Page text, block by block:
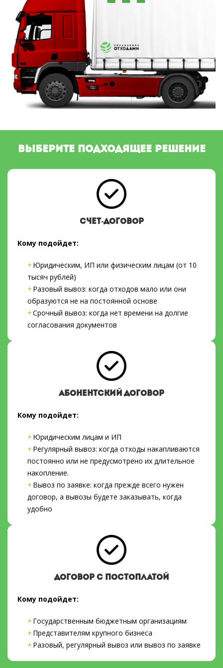
ВЫБЕРИТЕ ПОДХОДЯЩЕЕ РЕШЕНИЕ
СЧЕТ-ДОГОВОР
Кому подойдет:
Юридическим, ИП или физическим лицам (от 10
тысяч рублей)
Разовый вывоз: когда отходов мало или они
образуются не на постоянной основе
Срочный вывоз: когда нет времени на долгие
согласования документов
АБОНЕНТСКИЙ ДОГОВОР
Кому подойдет:
Юридическим лицам и ИП
Регулярный вывоз: когда отходы накапливаются
постоянно или не предусмотрено их длительное
накопление.
Вывоз по заявке: когда прежде всего нужен
договор, а вывозы будете заказывать, когда
удобно
ДОГОВОР С ПОСТОПЛАТОЙ
Кому подойдет:
Государственным бюджетным организациям
Представителям крупного бизнеса
Разовый, регулярный вывоз или вывоз по заявке